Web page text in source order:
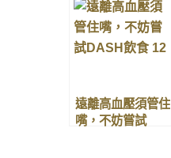
遠離高血壓須管住
嘴，不妨嘗試